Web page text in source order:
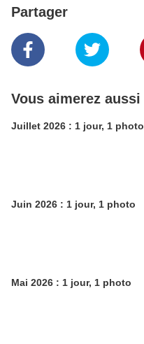
Partager
Vous aimerez aussi
Juillet 2026 : 1 jour, 1 photo
Juin 2026 : 1 jour, 1 photo
Mai 2026 : 1 jour, 1 photo